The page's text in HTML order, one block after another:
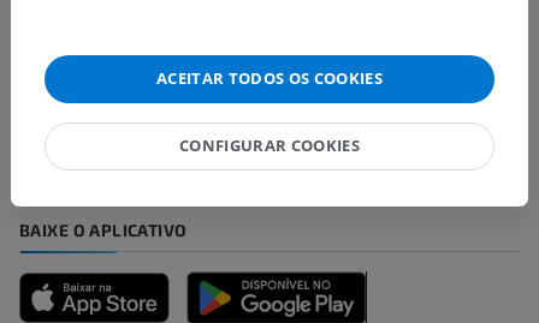
Não hesite em nos sugerir uma correção, tradução ou
melhora de conteúdo.
Relatar um problema
BAIXE O APLICATIVO
ACEITAR TODOS OS COOKIES
CONFIGURAR COOKIES